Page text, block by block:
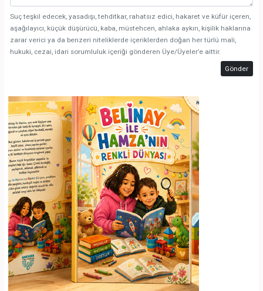
Suç teşkil edecek, yasadışı, tehditkar, rahatsız edici, hakaret ve küfür içeren,
aşağılayıcı, küçük düşürücü, kaba, müstehcen, ahlaka aykırı, kişilik haklarına
zarar verici ya da benzeri niteliklerde içeriklerden doğan her türlü mali,
hukuki, cezai, idari sorumluluk içeriği gönderen Üye/Üyeler’e aittir.
Gönder